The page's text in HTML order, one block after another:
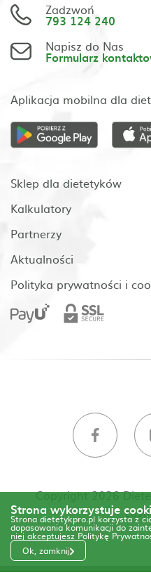
Zadzwoń
793 124 240
Napisz do Nas
Formularz
Aplikacja mobilna dla
Sklep dla dietetyków
Kalkulatory
Partnerzy
Aktualności
Polityka prywatności i
Copyright 2026
Strona wykorzystuje
Strona dietetykpro.pl korzysta z
dopasowania komunikacji do
niej akceptujesz Politykę
Ok, zamknij